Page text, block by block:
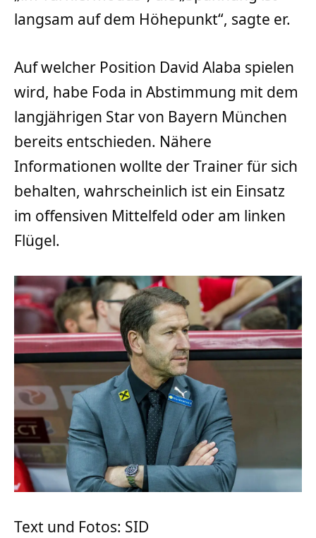
langsam auf dem Höhepunkt“, sagte er.
Auf welcher Position David Alaba spielen
wird, habe Foda in Abstimmung mit dem
langjährigen Star von Bayern München
bereits entschieden. Nähere
Informationen wollte der Trainer für sich
behalten, wahrscheinlich ist ein Einsatz
im offensiven Mittelfeld oder am linken
Flügel.
Text und Fotos: SID